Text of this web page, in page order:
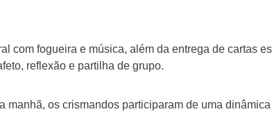
com fogueira e música, além da entrega de cartas
reflexão e partilha de grupo.
manhã, os crismandos participaram de uma